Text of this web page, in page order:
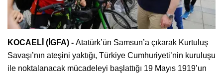
KOCAELİ (İGFA) - Atatürk’ün Samsun’a çıkarak Kurtuluş
Savaşı’nın ateşini yaktığı, Türkiye Cumhuriyeti’nin kuruluşu
ile noktalanacak mücadeleyi başlattığı 19 Mayıs 1919’un